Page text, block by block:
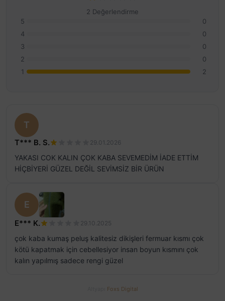
2 Değerlendirme
5
0
4
0
3
0
2
0
1
2
T
T*** B. S. 29.01.2026
YAKASI COK KALIN ÇOK KABA SEVEMEDİM İADE ETTİM
HİÇBİYERİ GÜZEL DEĞİL SEVİMSİZ BİR ÜRÜN
E
E*** K. 29.10.2025
çok kaba kumaş peluş kalitesiz dikişleri fermuar kısmı çok
kötü kapatmak için cebellesiyor insan boyun kısmını çok
kalın yapılmış sadece rengi güzel
Foxs Digital